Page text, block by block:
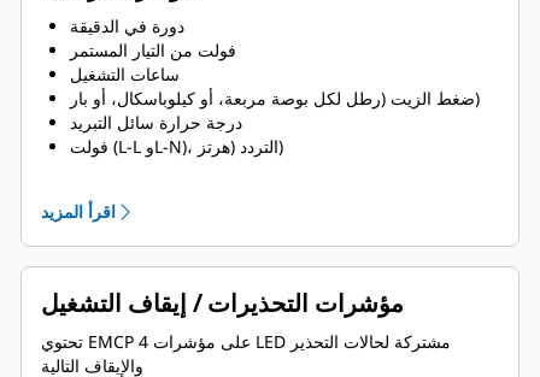
دورة في الدقيقة
فولت من التيار المستمر
ساعات التشغيل
ضغط الزيت (رطل لكل بوصة مربعة، أو كيلوباسكال، أو بار)
درجة حرارة سائل التبريد
فولت (L-L وL-N)، التردد (هرتز)
كيلووات كهربائي، كيلوفولت أمبير، كيلوفولت أمبير تفاعلي،
كيلووات-ساعة، كيلووات%، معامل الطاقة
اقرأ المزيد
مؤشرات التحذيرات / إيقاف التشغيل
تحتوي EMCP 4 على مؤشرات LED مشتركة لحالات التحذير
والإيقاف التالية